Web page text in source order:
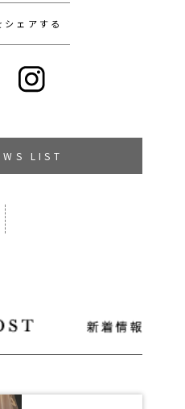
シェアする
LIST